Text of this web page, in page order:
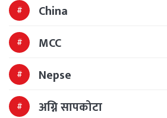
China
MCC
Nepse
अग्नि सापकोटा